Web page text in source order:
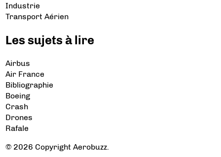
Industrie
Transport Aérien
Les sujets à lire
Airbus
Air France
Bibliographie
Boeing
Crash
Drones
Rafale
© 2026 Copyright Aerobuzz.